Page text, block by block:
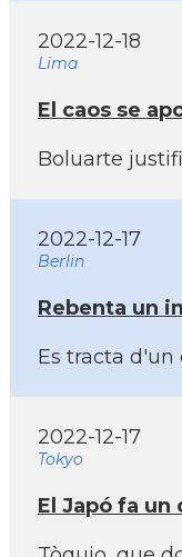
2022-12-18
Lima
El caos se
Boluarte
2022-12-17
Berlin
Rebenta un
Es tracta
2022-12-17
Tokyo
El Japó fa